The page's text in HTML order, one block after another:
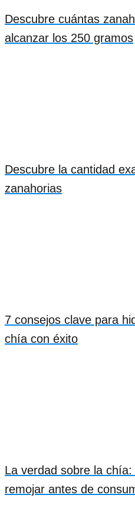
Descubre cuántas
alcanzar los 250 gramos
Descubre la cantidad
zanahorias
7 consejos clave para
chía con éxito
La verdad sobre la
remojar antes de